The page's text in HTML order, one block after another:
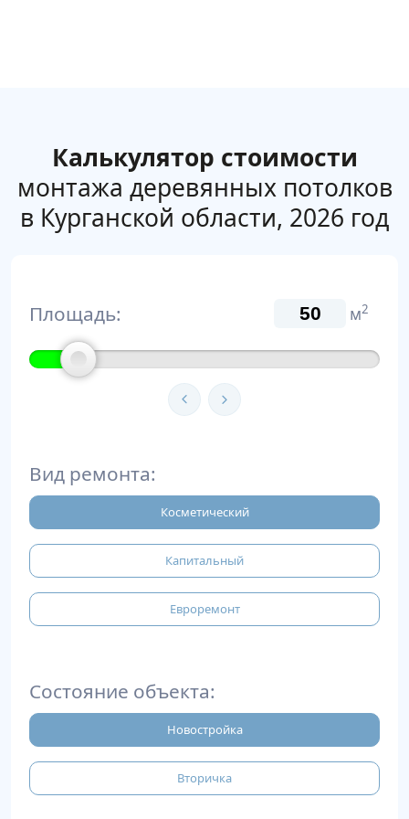
Калькулятор стоимости
монтажа деревянных потолков
в Курганской области, 2026 год
Площадь: м2
Вид ремонта:
Косметический
Капитальный
Евроремонт
Состояние объекта:
Новостройка
Вторичка